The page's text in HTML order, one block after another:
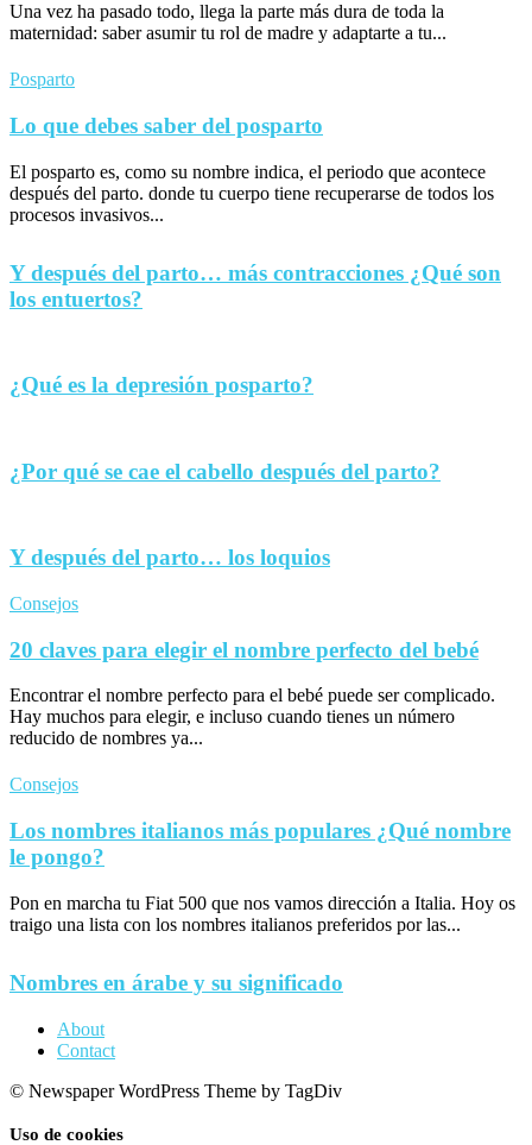
Una vez ha pasado todo, llega la parte más dura de toda la
maternidad: saber asumir tu rol de madre y adaptarte a tu...
Posparto
Lo que debes saber del posparto
El posparto es, como su nombre indica, el periodo que acontece
después del parto. donde tu cuerpo tiene recuperarse de todos los
procesos invasivos...
Y después del parto… más contracciones ¿Qué son
los entuertos?
¿Qué es la depresión posparto?
¿Por qué se cae el cabello después del parto?
Y después del parto… los loquios
Consejos
20 claves para elegir el nombre perfecto del bebé
Encontrar el nombre perfecto para el bebé puede ser complicado.
Hay muchos para elegir, e incluso cuando tienes un número
reducido de nombres ya...
Consejos
Los nombres italianos más populares ¿Qué nombre
le pongo?
Pon en marcha tu Fiat 500 que nos vamos dirección a Italia. Hoy os
traigo una lista con los nombres italianos preferidos por las...
Nombres en árabe y su significado
About
Contact
© Newspaper WordPress Theme by TagDiv
Uso de cookies